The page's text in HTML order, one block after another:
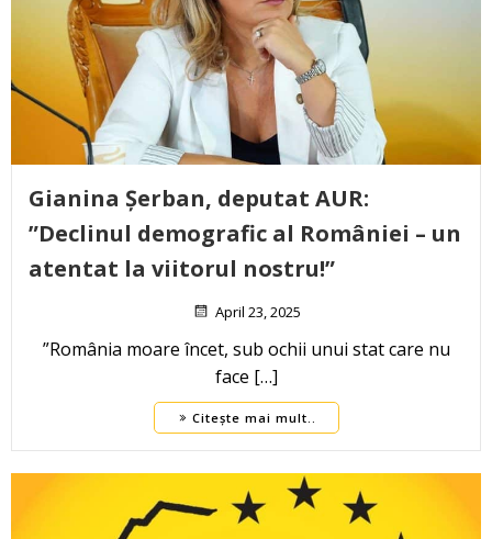
Gianina Șerban, deputat AUR:
”Declinul demografic al României – un
atentat la viitorul nostru!”
April 23, 2025
”România moare încet, sub ochii unui stat care nu
face […]
Citește mai mult..